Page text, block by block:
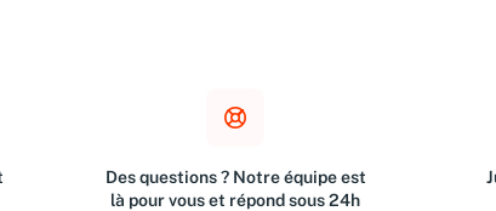
Des questions ? Notre équipe est
là pour vous et répond sous 24h